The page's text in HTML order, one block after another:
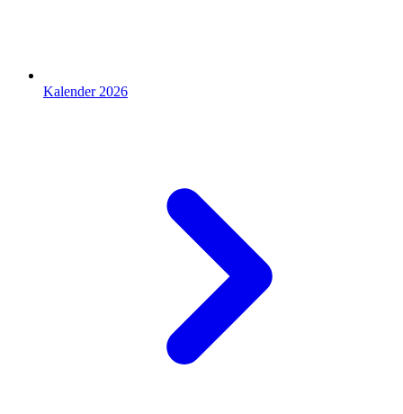
Kalender 2026